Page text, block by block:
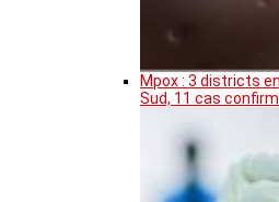
Mpox : 3 districts
Sud, 11 cas